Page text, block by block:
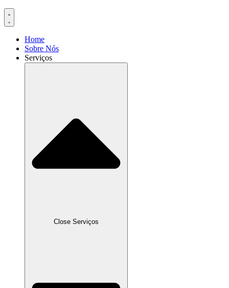
Home
Sobre Nós
Serviços
Close Serviços